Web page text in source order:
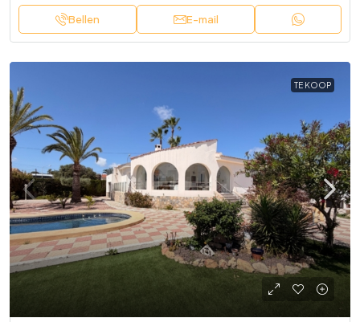
Bellen E-mail
TE KOOP